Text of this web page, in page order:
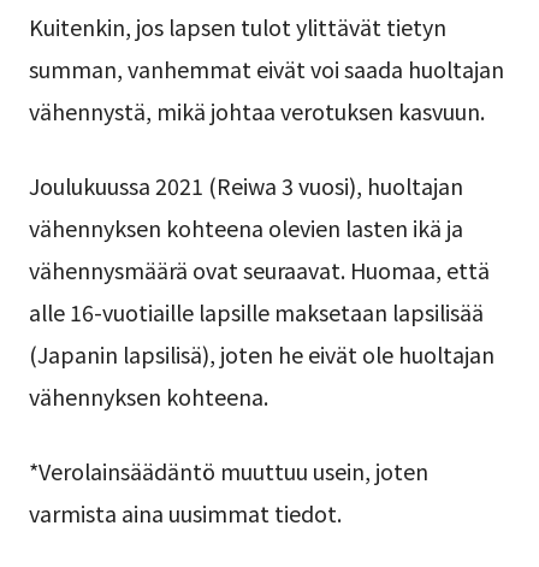
Kuitenkin, jos lapsen tulot ylittävät tietyn
summan, vanhemmat eivät voi saada huoltajan
vähennystä, mikä johtaa verotuksen kasvuun.
Joulukuussa 2021 (Reiwa 3 vuosi), huoltajan
vähennyksen kohteena olevien lasten ikä ja
vähennysmäärä ovat seuraavat. Huomaa, että
alle 16-vuotiaille lapsille maksetaan lapsilisää
(Japanin lapsilisä), joten he eivät ole huoltajan
vähennyksen kohteena.
*Verolainsäädäntö muuttuu usein, joten
varmista aina uusimmat tiedot.